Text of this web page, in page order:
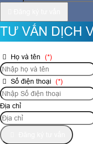
TƯ VẤN DỊCH
Họ và tên (*)
Số điện thoại (*)
Địa chỉ